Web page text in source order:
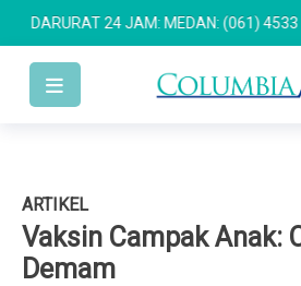
24 JAM: MEDAN: (061) 4533 636
ARTIKEL
Vaksin Campak Anak:
Demam